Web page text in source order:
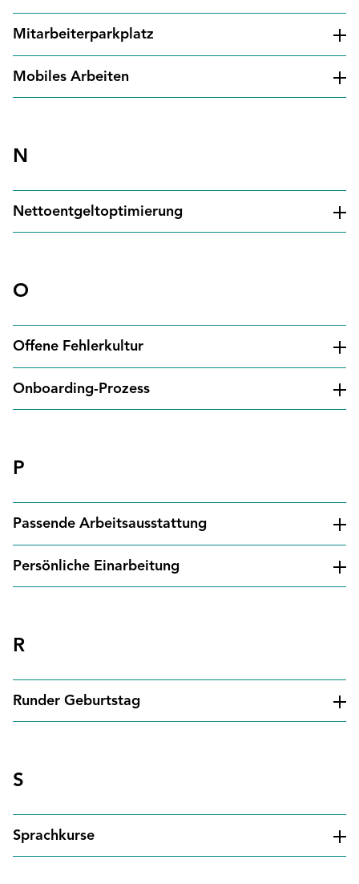
Mitarbeiterparkplatz
Mobiles Arbeiten
N
Nettoentgeltoptimierung
O
Offene Fehlerkultur
Onboarding-Prozess
P
Passende Arbeitsausstattung
Persönliche Einarbeitung
R
Runder Geburtstag
S
Sprachkurse